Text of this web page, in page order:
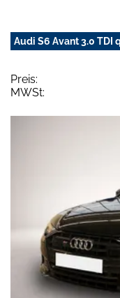
Audi S6 Avant 3.0 TDI
Preis:
MWSt: